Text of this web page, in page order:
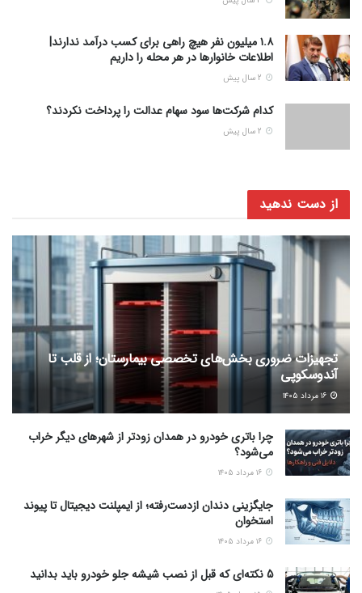
۱.۸ میلیون نفر هیچ راهی برای کسب درآمد ندارند|
اطلاعات خانوارها در هر محله را داریم
کدام شرکت‌ها سود سهام عدالت را پرداخت نکردند؟
از دست ندهید
تجهیزات ضروری بخش‌های تخصصی بیمارستان؛ از قلب تا
آندوسکوپی
چرا باتری خودرو در همدان زودتر از شهرهای دیگر خراب
می‌شود؟
جایگزینی دندان ازدست‌رفته؛ از ایمپلنت دیجیتال تا پیوند
استخوان
5 نکته‌ای که قبل از نصب شیشه جلو خودرو باید بدانید